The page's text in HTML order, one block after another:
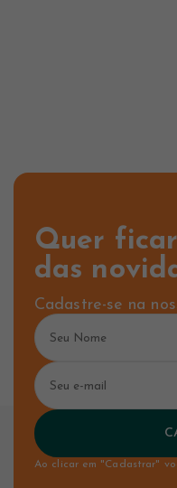
Quer
das
Cadastre-se na
Ao clicar em "Cadastrar"